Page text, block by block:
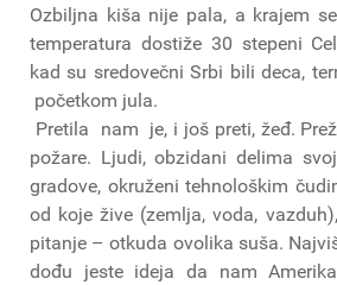
Ozbiljna kiša nije pala, a krajem
temperatura dostiže 30 stepeni
kad su sredovečni Srbi bili deca,
početkom jula.
Pretila nam je, i još preti, žeđ.
požare. Ljudi, obzidani delima
gradove, okruženi tehnološkim
od koje žive (zemlja, voda,
pitanje – otkuda ovolika suša.
dođu jeste ideja da nam